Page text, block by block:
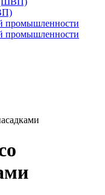
промышленности
промышленности